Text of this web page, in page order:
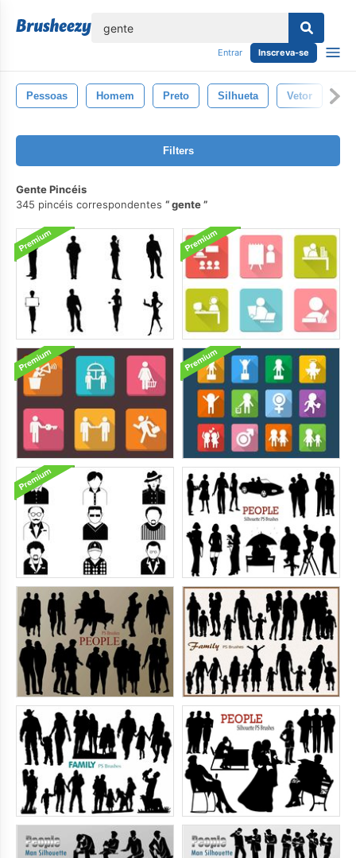
Entrar Inscreva-se
Pessoas Homem Preto Silhueta Vetor
Filters
Gente Pincéis
345 pincéis correspondentes
gente